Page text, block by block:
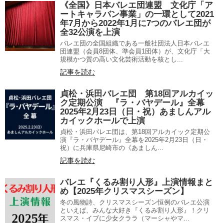
《全国》日本バレエ団連盟 文化庁「ア
ートキャラバン事業」の一環として2021
年7月から2022年1月に7つのバレエ団が
全32公演を上演
バレエ団の全国組織である一般社団法人日本バレエ
団連盟（会員8団体、準会員1団体）が、文化庁「大
規模かつ質の高い文化芸術活動を核とし...
記事を読む
貞松・浜田バレエ団 第18回アルカイッ
ク定期公演 『ラ・バヤデール』全幕
2025年2月23日（日・祝）あましんアル
カイックホールで上演
貞松・浜田バレエ団は、第18回アルカイック定期公
演『ラ・バヤデール』全幕を2025年2月23日（日・
祝）に兵庫県尼崎市の《あましん...
記事を読む
バレエ『くるみ割り人形』上演情報まと
め【2025年クリスマスシーズン】
冬の風物詩、クリスマスシーズン恒例のバレエ公演
といえば、みんな大好き『くるみ割り人形』！クリ
スマス・イブに少女クララ（マーシャやマ...